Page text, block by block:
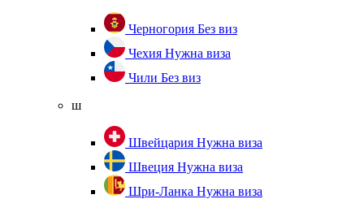
Черногория Без виз
Чехия Нужна виза
Чили Без виз
ш
Швейцария Нужна виза
Швеция Нужна виза
Шри-Ланка Нужна виза